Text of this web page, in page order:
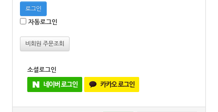
로그인
자동로그인
비회원 주문조회
소셜로그인